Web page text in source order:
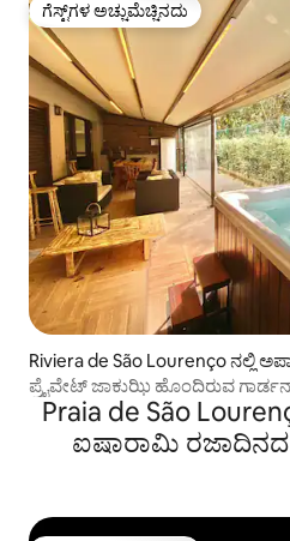
ಗೆಸ್ಟ್‌ಗಳ ಅಚ್ಚುಮೆಚ್ಚಿನದು
ಗೆಸ್ಟ್‌ಗಳ ಅಚ್ಚುಮೆಚ್ಚಿನದು
Riviera de São Lourenço ನಲ್ಲಿ
ಪ್ರೈವೇಟ್ ಜಾಕುಝಿ ಹೊಂದಿರುವ
Praia de São
ಐಷಾರಾಮಿ